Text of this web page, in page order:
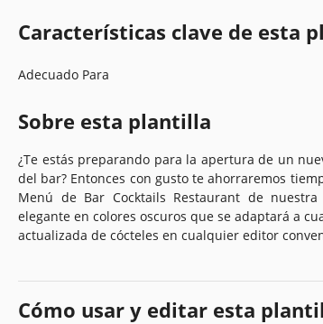
Características clave de esta
Adecuado Para
Sobre esta plantilla
¿Te estás preparando para la apertura de un
del bar? Entonces con gusto te ahorraremos
Menú de Bar Cocktails Restaurant de
elegante en colores oscuros que se adaptará a
actualizada de cócteles en cualquier editor
Cómo usar y editar esta